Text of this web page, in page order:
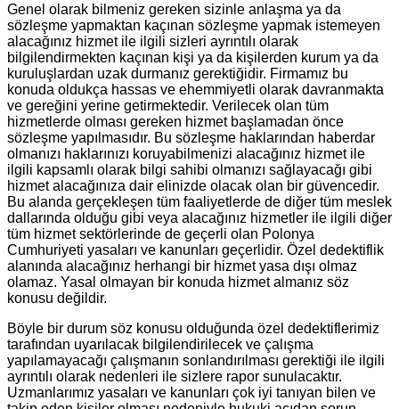
Genel olarak bilmeniz gereken sizinle anlaşma ya da
sözleşme yapmaktan kaçınan sözleşme yapmak istemeyen
alacağınız hizmet ile ilgili sizleri ayrıntılı olarak
bilgilendirmekten kaçınan kişi ya da kişilerden kurum ya da
kuruluşlardan uzak durmanız gerektiğidir. Firmamız bu
konuda oldukça hassas ve ehemmiyetli olarak davranmakta
ve gereğini yerine getirmektedir. Verilecek olan tüm
hizmetlerde olması gereken hizmet başlamadan önce
sözleşme yapılmasıdır. Bu sözleşme haklarından haberdar
olmanızı haklarınızı koruyabilmenizi alacağınız hizmet ile
ilgili kapsamlı olarak bilgi sahibi olmanızı sağlayacağı gibi
hizmet alacağınıza dair elinizde olacak olan bir güvencedir.
Bu alanda gerçekleşen tüm faaliyetlerde de diğer tüm meslek
dallarında olduğu gibi veya alacağınız hizmetler ile ilgili diğer
tüm hizmet sektörlerinde de geçerli olan Polonya
Cumhuriyeti yasaları ve kanunları geçerlidir. Özel dedektiflik
alanında alacağınız herhangi bir hizmet yasa dışı olmaz
olamaz. Yasal olmayan bir konuda hizmet almanız söz
konusu değildir.
Böyle bir durum söz konusu olduğunda özel dedektiflerimiz
tarafından uyarılacak bilgilendirilecek ve çalışma
yapılamayacağı çalışmanın sonlandırılması gerektiği ile ilgili
ayrıntılı olarak nedenleri ile sizlere rapor sunulacaktır.
Uzmanlarımız yasaları ve kanunları çok iyi tanıyan bilen ve